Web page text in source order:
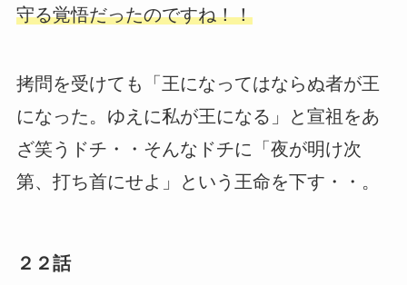
守る覚悟だったのですね！！
拷問を受けても「王になってはならぬ者が王
になった。ゆえに私が王になる」と宣祖をあ
ざ笑うドチ・・そんなドチに「夜が明け次
第、打ち首にせよ」という王命を下す・・。
２２話